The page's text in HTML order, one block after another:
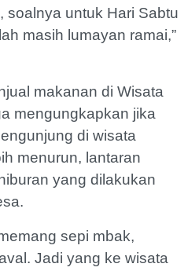
soalnya untuk Hari Sabtu
masih lumayan ramai,”
makanan di Wisata
mengungkapkan jika
di wisata
menurun, lantaran
yang dilakukan
sepi mbak,
Jadi yang ke wisata